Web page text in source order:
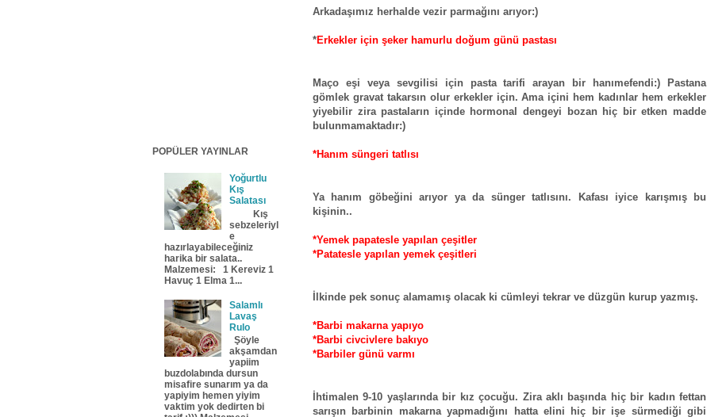
Arkadaşımız herhalde vezir parmağını arıyor:)
*Erkekler için şeker hamurlu doğum günü pastası
Maço eşi veya sevgilisi için pasta tarifi arayan bir hanımefendi:) Pastana
gömlek gravat takarsın olur erkekler için. Ama içini hem kadınlar hem erkekler
yiyebilir zira pastaların içinde hormonal dengeyi bozan hiç bir etken madde
bulunmamaktadır:)
*Hanım süngeri tatlısı
Ya hanım göbeğini arıyor ya da sünger tatlısını. Kafası iyice karışmış bu
kişinin..
*Yemek papatesle yapılan çeşitler
*Patatesle yapılan yemek çeşitleri
İlkinde pek sonuç alamamış olacak ki cümleyi tekrar ve düzgün kurup yazmış.
*Barbi makarna yapıyo
*Barbi civcivlere bakıyo
*Barbiler günü varmı
İhtimalen 9-10 yaşlarında bir kız çocuğu. Zira aklı başında hiç bir kadın fettan
sarışın barbinin makarna yapmadığını hatta elini hiç bir işe sürmediği gibi
POPÜLER YAYINLAR
Yoğurtlu
Kış
Salatası
Kış
sebzeleriyl
e
hazırlayabileceğiniz
harika bir salata..
Malzemesi: 1 Kereviz 1
Havuç 1 Elma 1...
Salamlı
Lavaş
Rulo
Şöyle
akşamdan
yapiim
buzdolabında dursun
misafire sunarım ya da
yapiyim hemen yiyim
vaktim yok dedirten bi